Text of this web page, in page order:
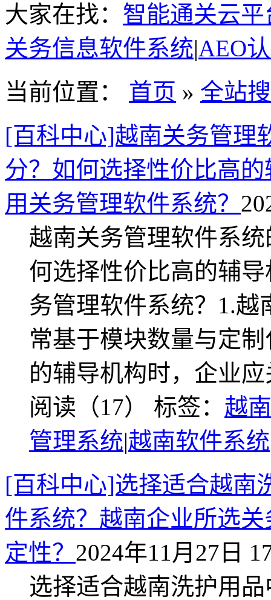
大家在找： 智能通关云平
关务信息软件系统|AEO
当前位置：
首页 » 全站
[百科中心]越南关务管理
分？如何选择性价比高
用关务管理软件系统？
越南关务管理软件系
何选择性价比高的辅
务管理软件系统？1.
常基于模块数量与定
的辅导机构时，企业
阅读（17） 标签： 越
管理系统|越南软件系统
[百科中心]选择适合越南
件系统？越南企业所选
定性？ 2024年11月27日
选择适合越南洗护用